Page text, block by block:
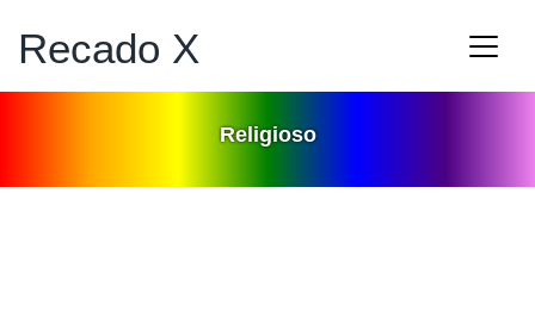
Recado X
Religioso